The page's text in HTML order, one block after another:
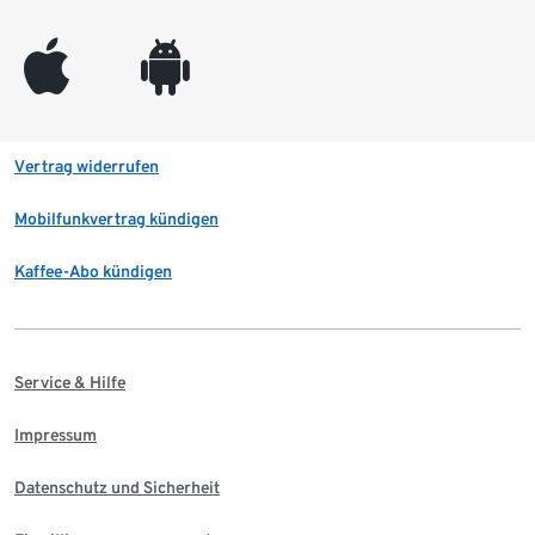
appleinc android
Vertrag widerrufen
Mobilfunkvertrag kündigen
Kaffee-Abo kündigen
Service & Hilfe
Impressum
Datenschutz und Sicherheit